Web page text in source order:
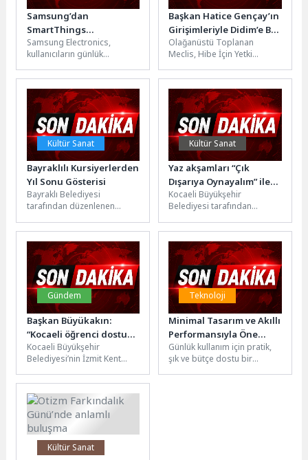
Samsung’dan
SmartThings
Güncellemesi:
Kullanıcılar ve aileleri
için akıllı bakım dönemi
Samsung Electronics,
kullanıcıların günlük
ailelerine daha iyi
bakmalarına yardımcı olacak
geliştirilmiş deneyimler...
Başkan Hatice Gençay’ın
Girişimleriyle Didim’e Bir
Hibe Desteği Daha
Olağanüstü Toplanan
Meclis, Hibe İçin Yetki
Çevre, Şehircilik ve İklim
Değişikliği Bakanlığı...
Kültür Sanat
Bayraklılı Kursiyerlerden
Yıl Sonu Gösterisi
Bayraklı Belediyesi
tarafından düzenlenen
dans kurslarına katılan
yüzlerce kursiyer, yıl sonu...
Kültür Sanat
Yaz akşamları “Çık
Dışarıya Oynayalım” ile
renklendi
Kocaeli Büyükşehir
Belediyesi tarafından
Oynayalım” etkinlikleri bu yıl
da yaz akşamlarını oyun,...
Gündem
Başkan Büyükakın:
“Kocaeli öğrenci dostu
bir şehir oldu”
Kocaeli Büyükşehir
Belediyesi’nin İzmit Kent
“Uluslararası Kültür
Buluşması” bu yıl da renkli
görüntülere...
Teknoloji
Minimal Tasarım ve Akıllı
Performansıyla Öne
Çıkan Acer Aspire Lite,
Günlük Temponun Yeni
Eşlikçisi
Günlük kullanım için pratik,
şık ve bütçe dostu bir
Kültür Sanat